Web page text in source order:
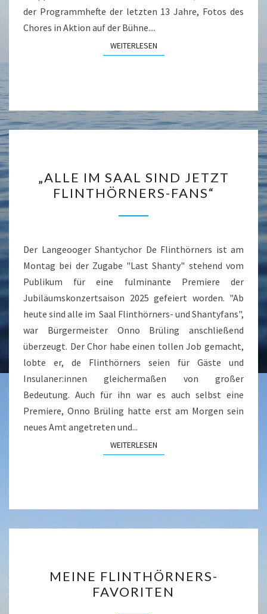
der Programmhefte der letzten 13 Jahre, Fotos des
Chores in Aktion auf der Bühne....
WEITERLESENWEITERLESEN
IM
SAAL
SIND
FLINTHÖRNERS-
FANS“
„ALLE IM SAAL SIND JETZT
FLINTHÖRNERS-FANS“
Der Langeooger Shantychor De Flinthörners ist am
Montag bei der Zugabe "Last Shanty" stehend vom
Publikum für eine fulminante Premiere der
Jubiläumskonzertsaison 2025 gefeiert worden. "Ab
heute sind alle im Saal Flinthörners- und Shantyfans",
war Bürgermeister Onno Brüling anschließend
überzeugt. Der Chor habe einen tollen Job gemacht,
lobte er, de Flinthörners seien für Gäste und
Insulaner:innen gleichermaßen von großer
Bedeutung. Auch für ihn war es auch selbst eine
Premiere, Onno Brüling hatte erst am Morgen sein
neues Amt angetreten und...
WEITERLESENWEITERLESEN
FLINTHÖRNERS-
FAVORITEN
MEINE FLINTHÖRNERS-
FAVORITEN